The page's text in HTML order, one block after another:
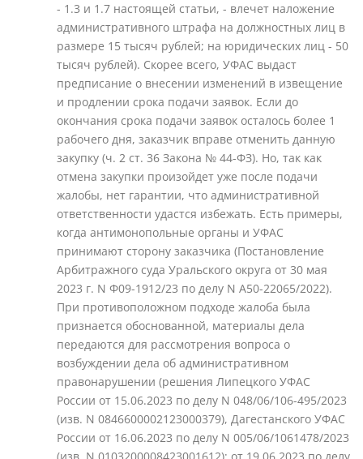
- 1.3 и 1.7 настоящей статьи, - влечет наложение
административного штрафа на должностных лиц в
размере 15 тысяч рублей; на юридических лиц - 50
тысяч рублей). Скорее всего, УФАС выдаст
предписание о внесении изменений в извещение
и продлении срока подачи заявок. Если до
окончания срока подачи заявок осталось более 1
рабочего дня, заказчик вправе отменить данную
закупку (ч. 2 ст. 36 Закона № 44-ФЗ). Но, так как
отмена закупки произойдет уже после подачи
жалобы, нет гарантии, что административной
ответственности удастся избежать. Есть примеры,
когда антимонопольные органы и УФАС
принимают сторону заказчика (Постановление
Арбитражного суда Уральского округа от 30 мая
2023 г. N Ф09-1912/23 по делу N А50-22065/2022).
При противоположном подходе жалоба была
признается обоснованной, материалы дела
передаются для рассмотрения вопроса о
возбуждении дела об административном
правонарушении (решения Липецкого УФАС
России от 15.06.2023 по делу N 048/06/106-495/2023
(изв. N 0846600002123000379), Дагестанского УФАС
России от 16.06.2023 по делу N 005/06/1061478/2023